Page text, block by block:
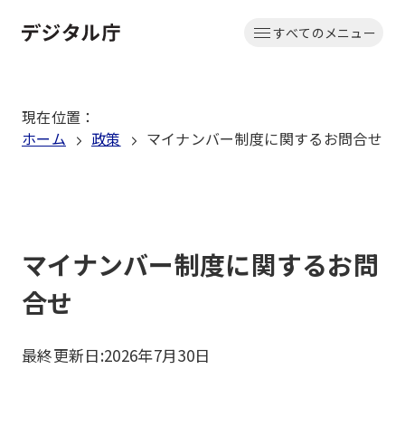
文
動
すべてのメニュー
現在位置 ：
ホーム
政策 マイナンバー制度に関するお問合せ
マイナンバー制度に関するお問
合せ
最終更新日:2026年7月30日